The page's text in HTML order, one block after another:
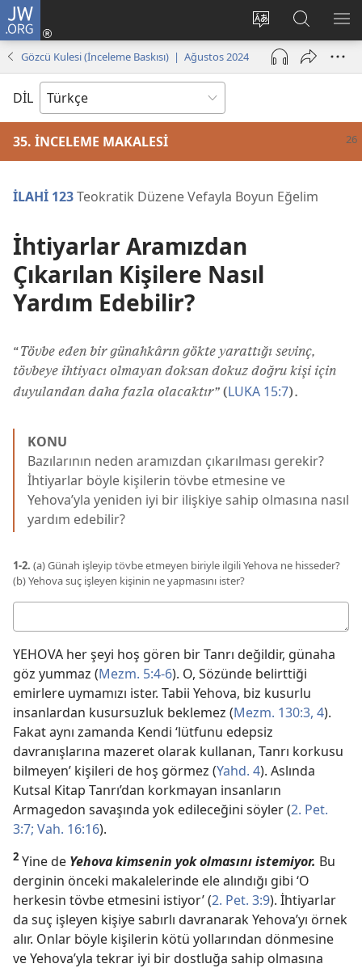
JW.ORG
Site
dilini
değiştir
Oturum
Aç
pencere
Sitede
Ara
Gözcü Kulesi (İnceleme Baskısı) | Ağustos 2024
DİL
35. İNCELEME MAKALESİ
İLAHİ 123Teokratik Düzene Vefayla Boyun Eğelim
İhtiyarlar Aramızdan
Çıkarılan Kişilere Nasıl
Yardım Edebilir?
“Tövbe eden bir günahkârın gökte yarattığı sevinç,
tövbeye ihtiyacı olmayan doksan dokuz doğru kişi için
duyulandan daha fazla olacaktır”(LUKA 15:7).
KONU
Bazılarının neden aramızdan çıkarılması gerekir?
İhtiyarlar böyle kişilerin tövbe etmesine ve
Yehova’yla yeniden iyi bir ilişkiye sahip olmasına nasıl
yardım edebilir?
1-2. (a) Günah işleyip tövbe etmeyen biriyle ilgili Yehova ne hisseder?
(b) Yehova suç işleyen kişinin ne yapmasını ister?
YEHOVA her şeyi hoş gören bir Tanrı değildir, günaha
göz yummaz (Mezm. 5:4-6). O, Sözünde belirttiği
emirlere uymamızı ister. Tabii Yehova, biz kusurlu
insanlardan kusursuzluk beklemez (Mezm. 130:3, 4).
Fakat aynı zamanda Kendi ‘lütfunu edepsiz
davranışlarına mazeret olarak kullanan, Tanrı korkusu
bilmeyen’ kişileri de hoş görmez (Yahd. 4). Aslında
Kutsal Kitap Tanrı’dan korkmayan insanların
Armagedon savaşında yok edileceğini söyler (2. Pet.
3:7; Vah. 16:16).
2 Yine de Yehova kimsenin yok olmasını istemiyor. Bu
derginin önceki makalelerinde ele alındığı gibi ‘O
herkesin tövbe etmesini istiyor’ (2. Pet. 3:9). İhtiyarlar
da suç işleyen kişiye sabırlı davranarak Yehova’yı örnek
alır. Onlar böyle kişilerin kötü yollarından dönmesine
ve Yehova’yla tekrar iyi bir dostluğa sahip olmasına